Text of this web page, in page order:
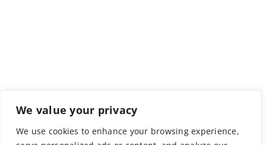
We value your privacy
We use cookies to enhance your browsing experience,